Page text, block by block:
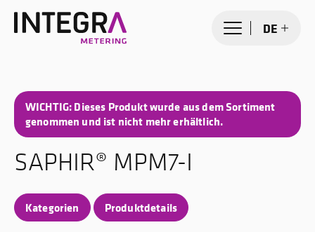
DE
WICHTIG: Dieses Produkt wurde aus dem Sortiment
genommen und ist nicht mehr erhältlich.
SAPHIR® MPM7-I
Kategorien Produktdetails